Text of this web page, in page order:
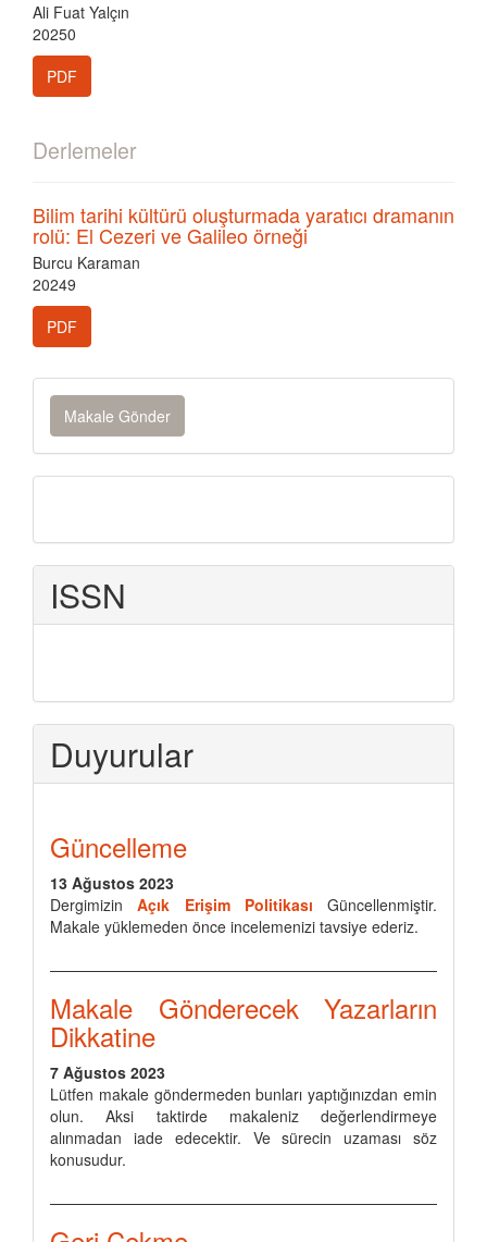
Ali Fuat Yalçın
20250
PDF
Derlemeler
Bilim tarihi kültürü oluşturmada yaratıcı dramanın
rolü: El Cezeri ve Galileo örneği
Burcu Karaman
20249
PDF
Makale
Gönder
Makale Gönder
ISSN
Duyurular
Güncelleme
13 Ağustos 2023
DergimizinAçık Erişim Politikası Güncellenmiştir.
Makale yüklemeden önce incelemenizi tavsiye ederiz.
Makale Gönderecek Yazarların
Dikkatine
7 Ağustos 2023
Lütfen makale göndermeden bunları yaptığınızdan emin
olun. Aksi taktirde makaleniz değerlendirmeye
alınmadan iade edecektir. Ve sürecin uzaması söz
konusudur.